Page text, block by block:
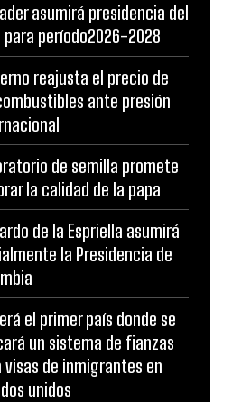
asumirá presidencia del
para período2026-2028
reajusta el precio de
ante presión
de semilla promete
la calidad de la papa
de la Espriella asumirá
la Presidencia de
el primer país donde se
un sistema de fianzas
visas de inmigrantes en
unidos